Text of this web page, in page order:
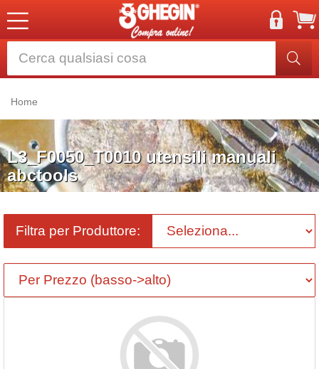
Home
L3_F0050_T0010 utensili manuali
abctools
Filtra per Produttore: